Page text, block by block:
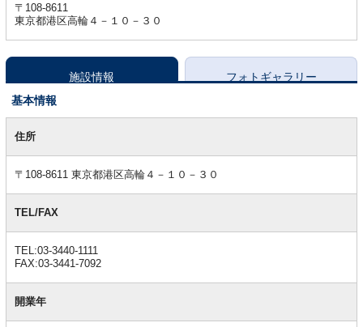
〒108-8611
東京都港区高輪４－１０－３０
施設情報
フォトギャラリー
基本情報
本住所
〒108-8611 東京都港区高輪４－１０－３０
TEL/FAX
TEL:03-3440-1111
FAX:03-3441-7092
開業年